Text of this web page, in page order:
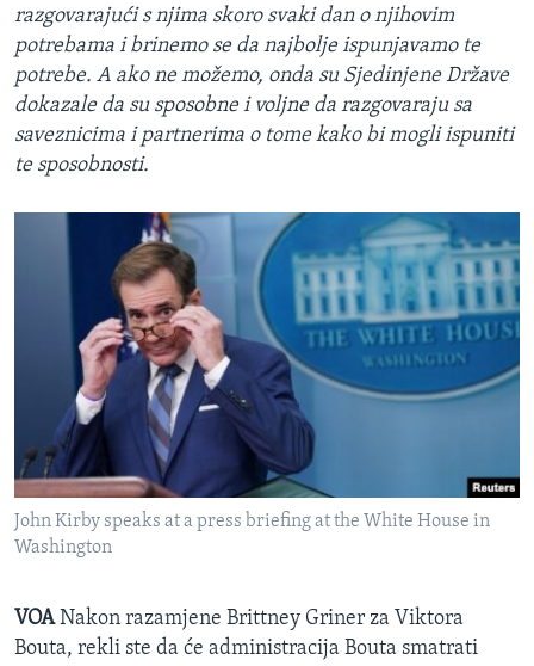
razgovarajući s njima skoro svaki dan o njihovim
potrebama i brinemo se da najbolje ispunjavamo te
potrebe. A ako ne možemo, onda su Sjedinjene Države
dokazale da su sposobne i voljne da razgovaraju sa
saveznicima i partnerima o tome kako bi mogli ispuniti
te sposobnosti.
John Kirby speaks at a press briefing at the White House in
Washington
VOANakon razamjene Brittney Griner za Viktora
Bouta, rekli ste da će administracija Bouta smatrati